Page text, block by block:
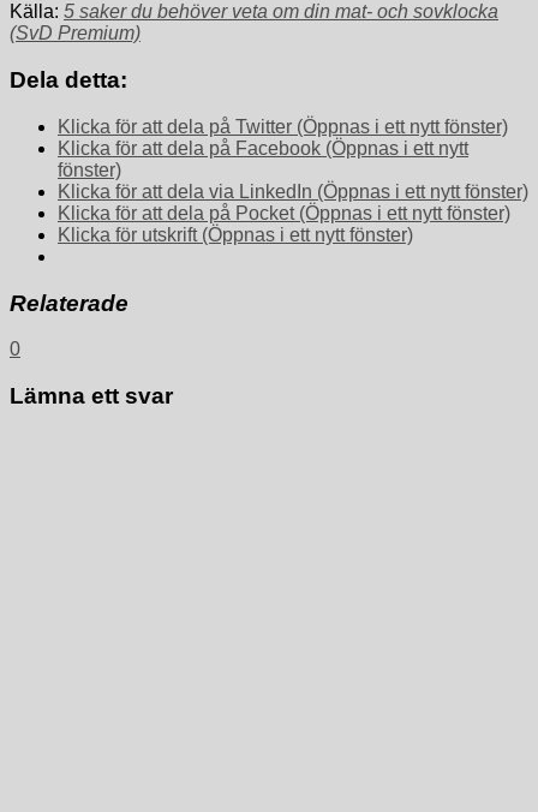
Källa: 5 saker du behöver veta om din mat- och sovklocka
(SvD Premium)
Dela detta:
Klicka för att dela på Twitter (Öppnas i ett nytt fönster)
Klicka för att dela på Facebook (Öppnas i ett nytt
fönster)
Klicka för att dela via LinkedIn (Öppnas i ett nytt fönster)
Klicka för att dela på Pocket (Öppnas i ett nytt fönster)
Klicka för utskrift (Öppnas i ett nytt fönster)
Relaterade
0
Lämna ett svar